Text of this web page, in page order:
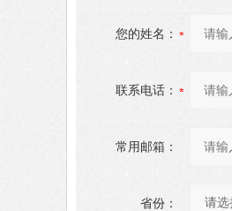
您的姓名：
联系电话：
常用邮箱：
省份：